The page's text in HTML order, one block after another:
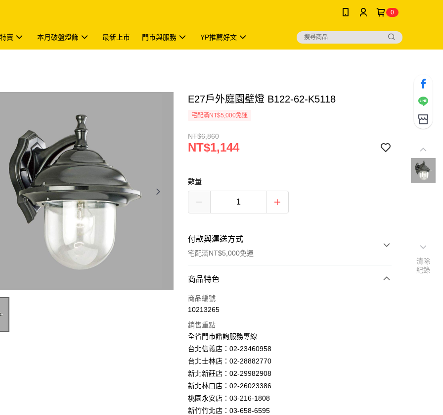
0
賣 本月破盤燈飾 最新上市 門市與服務 YP推薦好文
E27戶外庭園壁燈 B122-62-K5118
宅配滿NT$5,000免運
NT$6,860
NT$1,144
數量
付款與運送方式
宅配滿NT$5,000免運
付款方式
信用卡一次付款
Apple Pay
街口支付
悠遊付
Google Pay
全盈+PAY
商品特色
商品編號
10213265
銷售重點
全省門市諮詢服務專線
台北信義店：02-23460958
台北士林店：02-28882770
新北新莊店：02-29982908
新北林口店：02-26023386
桃園永安店：03-216-1808
新竹竹北店：03-658-6595
清除
紀錄